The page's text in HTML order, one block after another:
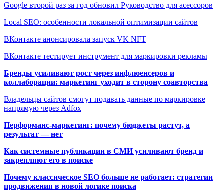
Google второй раз за год обновил Руководство для асессоров
Local SEO: особенности локальной оптимизации сайтов
ВКонтакте анонсировала запуск VK NFT
ВКонтакте тестирует инструмент для маркировки рекламы
Бренды усиливают рост через инфлюенсеров и
коллаборации: маркетинг уходит в сторону соавторства
Владельцы сайтов смогут подавать данные по маркировке
напрямую через Adfox
Перформанс-маркетинг: почему бюджеты растут, а
результат — нет
Как системные публикации в СМИ усиливают бренд и
закрепляют его в поиске
Почему классическое SEO больше не работает: стратегии
продвижения в новой логике поиска